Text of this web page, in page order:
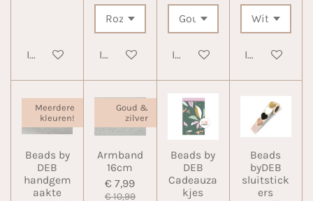
In winkelwagenIn winkelwagenIn winkelwagen
In
Meerdere
kleuren!
Beads by
DEB
handgem
aakte
Goud &
zilver
Armband
16cm
€ 7,99
€ 10,99
Beads by
DEB
Cadeauza
kjes
Beads
byDEB
sluitstick
ers